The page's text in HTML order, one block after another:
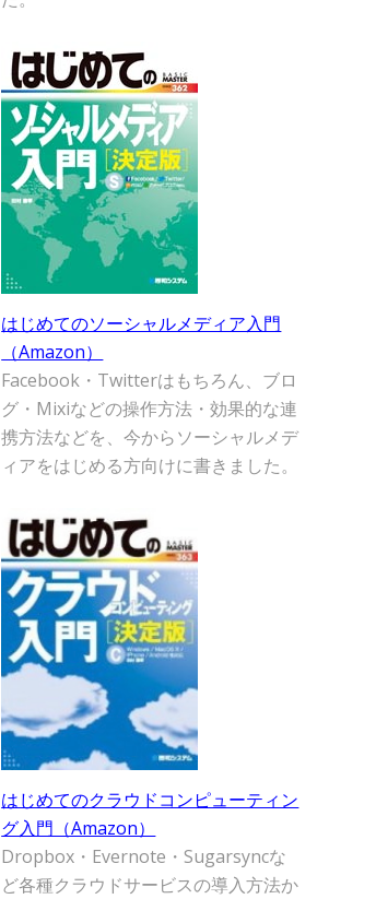
はじめてのソーシャルメディア入門
（Amazon）
Facebook・Twitterはもちろん、ブロ
グ・Mixiなどの操作方法・効果的な連
携方法などを、今からソーシャルメデ
ィアをはじめる方向けに書きました。
はじめてのクラウドコンピューティン
グ入門（Amazon）
Dropbox・Evernote・Sugarsyncな
ど各種クラウドサービスの導入方法か